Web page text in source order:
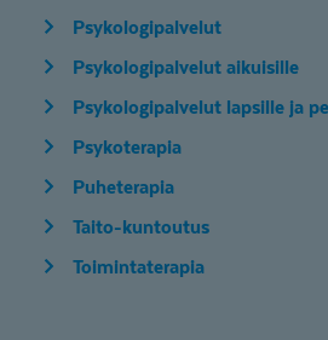
Psykologipalvelut
Psykologipalvelut aikuisille
Psykologipalvelut lapsille ja
Psykoterapia
Puheterapia
Taito-kuntoutus
Toimintaterapia